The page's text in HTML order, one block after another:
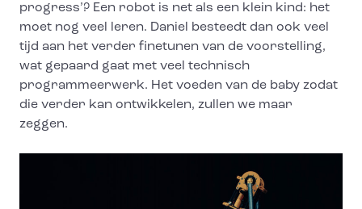
progress’? Een robot is net als een klein kind: het
moet nog veel leren. Daniel besteedt dan ook veel
tijd aan het verder finetunen van de voorstelling,
wat gepaard gaat met veel technisch
programmeerwerk. Het voeden van de baby zodat
die verder kan ontwikkelen, zullen we maar
zeggen.